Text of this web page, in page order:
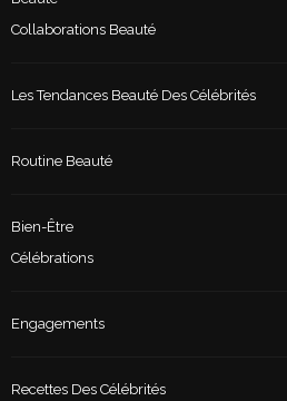
Collaborations Beauté
Les Tendances Beauté Des Célébrités
Routine Beauté
Bien-Être
Célébrations
Engagements
Recettes Des Célébrités